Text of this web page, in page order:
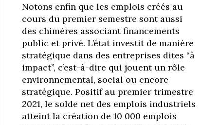
Notons enfin que les emplois créés au
cours du premier semestre sont aussi
des chimères associant financements
public et privé. L’état investit de manière
stratégique dans des entreprises dites “à
impact”, c’est-à-dire qui jouent un rôle
environnemental, social ou encore
stratégique. Positif au premier trimestre
2021, le solde net des emplois industriels
atteint la création de 10 000 emplois